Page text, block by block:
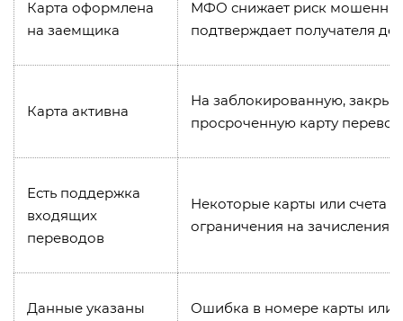
Карта оформлена
на заемщика
МФО снижает риск
подтверждает получателя
Карта активна
На заблокированную,
просроченную карту
Есть поддержка
входящих
переводов
Некоторые карты или счета
ограничения на зачисления
Данные указаны
Ошибка в номере карты или